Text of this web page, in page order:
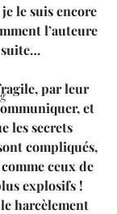
le suis encore
l’auteure
suite…
par leur
et
les secrets
compliqués,
ceux de
explosifs !
harcèlement